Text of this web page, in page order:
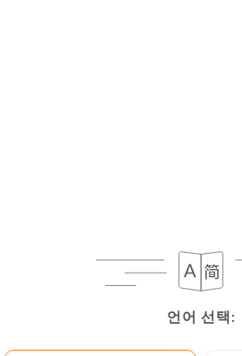
언어 선택:
burger italien
언어 선택: